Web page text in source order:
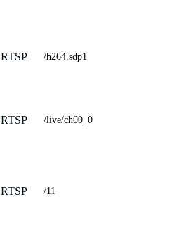
RTSP /h264.sdp1
RTSP /live/ch00_0
RTSP /11